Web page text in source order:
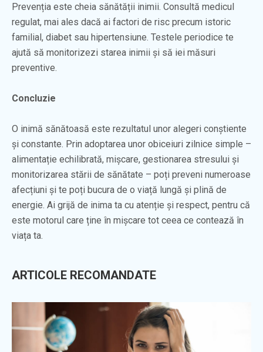
Prevenția este cheia sănătății inimii. Consultă medicul
regulat, mai ales dacă ai factori de risc precum istoric
familial, diabet sau hipertensiune. Testele periodice te
ajută să monitorizezi starea inimii și să iei măsuri
preventive.
Concluzie
O inimă sănătoasă este rezultatul unor alegeri conștiente
și constante. Prin adoptarea unor obiceiuri zilnice simple –
alimentație echilibrată, mișcare, gestionarea stresului și
monitorizarea stării de sănătate – poți preveni numeroase
afecțiuni și te poți bucura de o viață lungă și plină de
energie. Ai grijă de inima ta cu atenție și respect, pentru că
este motorul care ține în mișcare tot ceea ce contează în
viața ta.
ARTICOLE RECOMANDATE